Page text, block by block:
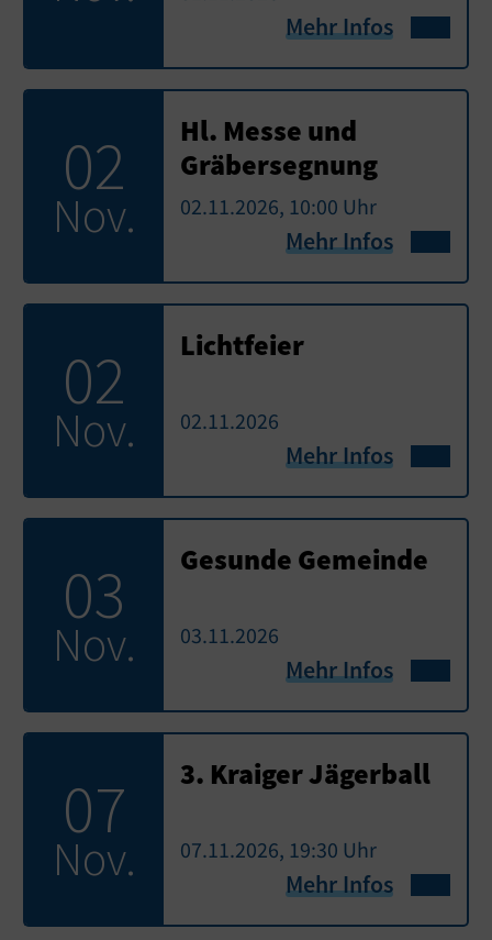
Mehr Infos
02
Nov.
Hl. Messe und
Gräbersegnung
02.11.2026, 10:00 Uhr
Mehr Infos
02
Nov.
Lichtfeier
02.11.2026
Mehr Infos
03
Nov.
Gesunde Gemeinde
03.11.2026
Mehr Infos
07
Nov.
3. Kraiger Jägerball
07.11.2026, 19:30 Uhr
Mehr Infos